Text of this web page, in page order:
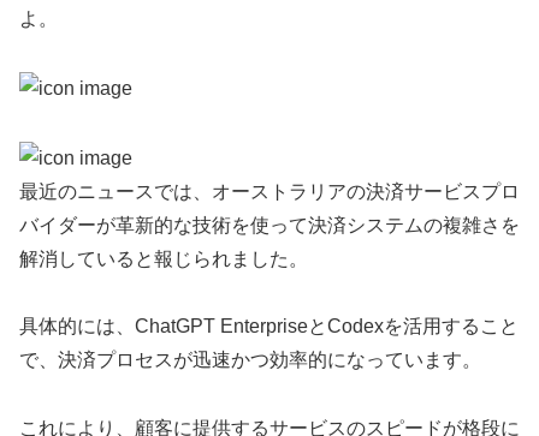
よ。
最近のニュースでは、オーストラリアの決済サービスプロ
バイダーが革新的な技術を使って決済システムの複雑さを
解消していると報じられました。
具体的には、ChatGPT EnterpriseとCodexを活用すること
で、決済プロセスが迅速かつ効率的になっています。
これにより、顧客に提供するサービスのスピードが格段に